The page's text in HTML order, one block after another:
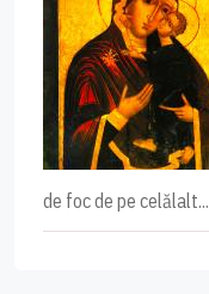
de foc de pe celălalt...